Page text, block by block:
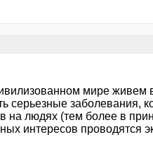
мире живем
серьезные заболевания,
на людях (тем более в
интересов проводятся